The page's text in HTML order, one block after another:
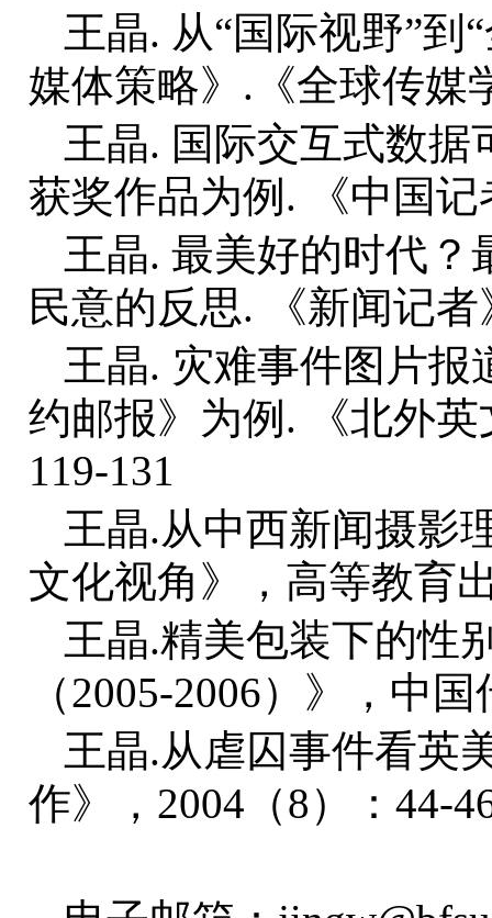
王晶. 从“国际视野”
媒体策略》.《全球传媒
王晶. 国际交互式数
获奖作品为例. 《中国记
王晶. 最美好的时代
民意的反思. 《新闻记
王晶. 灾难事件图片
约邮报》为例. 《北外
119-131
王晶.从中西新闻摄影
文化视角》，高等教育
王晶.精美包装下的性
（2005-2006）》，中
王晶.从虐囚事件看英
作》，2004（8）：44-